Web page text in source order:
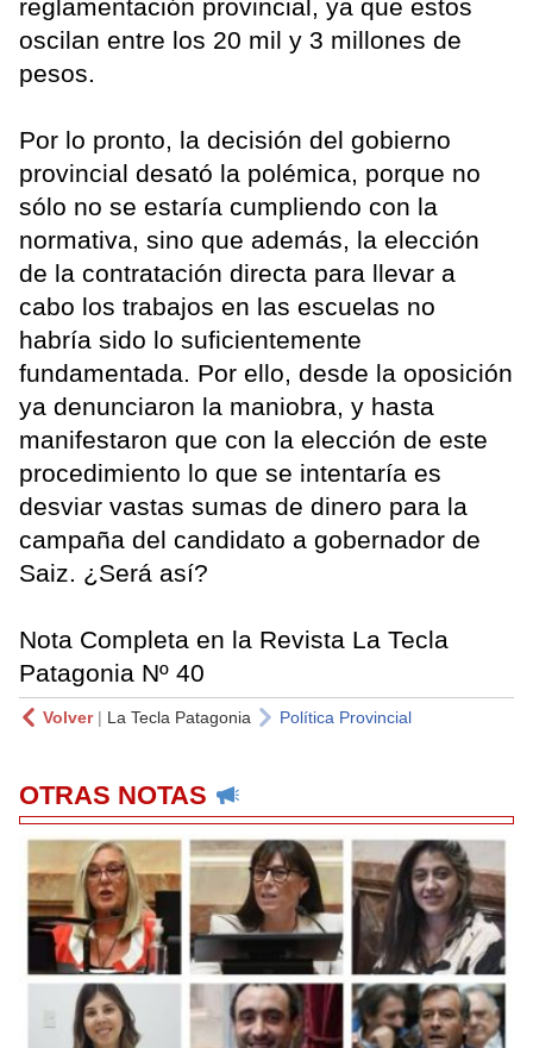
reglamentación provincial, ya que estos
oscilan entre los 20 mil y 3 millones de
pesos.
Por lo pronto, la decisión del gobierno
provincial desató la polémica, porque no
sólo no se estaría cumpliendo con la
normativa, sino que además, la elección
de la contratación directa para llevar a
cabo los trabajos en las escuelas no
habría sido lo suficientemente
fundamentada. Por ello, desde la oposición
ya denunciaron la maniobra, y hasta
manifestaron que con la elección de este
procedimiento lo que se intentaría es
desviar vastas sumas de dinero para la
campaña del candidato a gobernador de
Saiz. ¿Será así?
Nota Completa en la Revista La Tecla
Patagonia Nº 40
Volver| La Tecla Patagonia Política Provincial
OTRAS NOTAS